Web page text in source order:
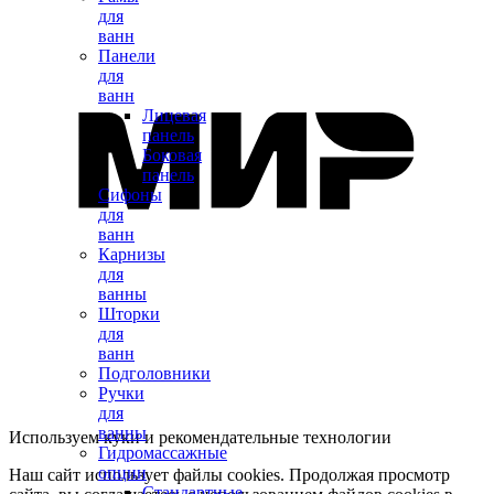
для
ванн
Панели
для
ванн
Лицевая
панель
Боковая
панель
Сифоны
для
ванн
Карнизы
для
ванны
Шторки
для
ванн
Подголовники
Ручки
для
ванны
Гидромассажные
опции
Используем куки и рекомендательные технологии
Наш сайт использует файлы cookies. Продолжая просмотр